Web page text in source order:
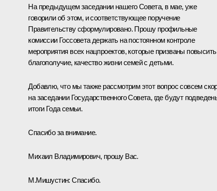
На предыдущем заседании нашего Совета, в мае, уже
говорили об этом, и соответствующее поручение
Правительству сформулировано. Прошу профильные
комиссии Госсовета держать на постоянном контроле
мероприятия всех нацпроектов, которые призваны повысить
благополучие, качество жизни семей с детьми.
Добавлю, что мы также рассмотрим этот вопрос совсем
на заседании Государственного Совета, где будут
итоги Года семьи.
Спасибо за внимание.
Михаил Владимирович, прошу Вас.
М.Мишустин: Спасибо.